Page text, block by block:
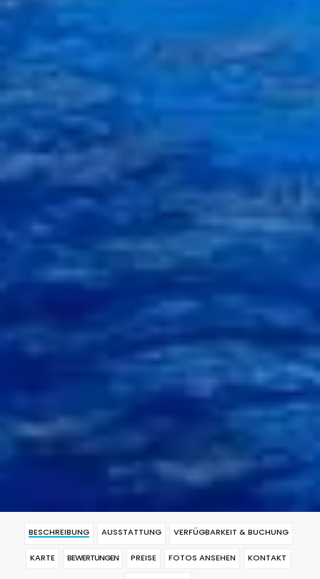
BESCHREIBUNG AUSSTATTUNG VERFÜGBARKEIT & BUCHUNG
KARTE BEWERTUNGEN PREISE FOTOS ANSEHEN KONTAKT